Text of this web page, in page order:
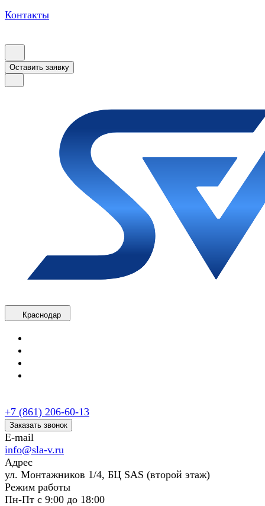
Контакты
Оставить заявку
Краснодар
+7 (861) 206-60-13
Заказать звонок
E-mail
info@sla-v.ru
Адрес
ул. Монтажников 1/4, БЦ SAS (второй этаж)
Режим работы
Пн-Пт с 9:00 до 18:00